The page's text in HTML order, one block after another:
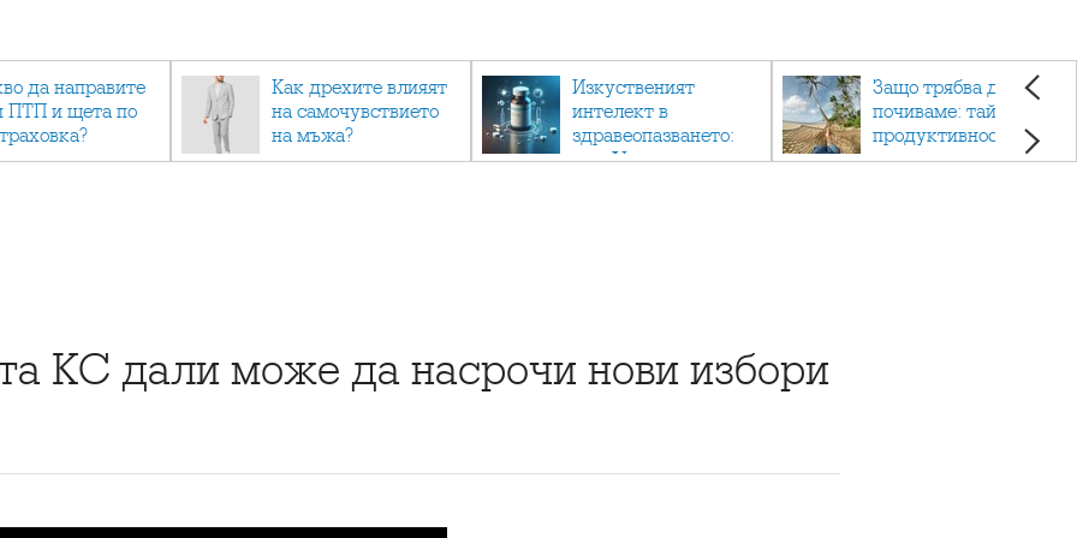
да направите
ПТП и щета по
Как дрехите влияят
на самочувствието
на мъжа?
Изкуственият
интелект в
здравеопазването:
как AI променя
Защо трябва да си
почиваме: тайната на
продуктивността,
здравето и добрия
КС дали може да насрочи нови избори